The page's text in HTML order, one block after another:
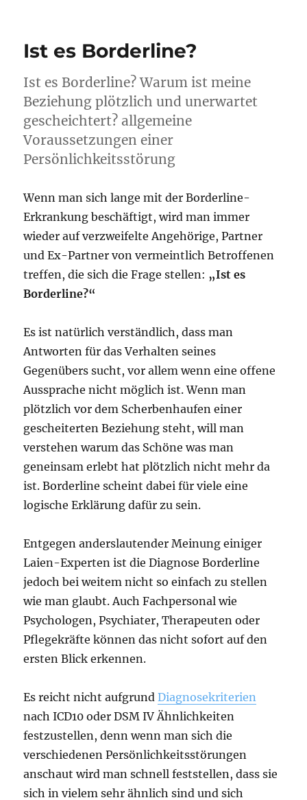
Ist es Borderline?
Ist es Borderline? Warum ist meine
Beziehung plötzlich und unerwartet
gescheichtert? allgemeine
Voraussetzungen einer
Persönlichkeitsstörung
Wenn man sich lange mit der Borderline-
Erkrankung beschäftigt, wird man immer
wieder auf verzweifelte Angehörige, Partner
und Ex-Partner von vermeintlich Betroffenen
treffen, die sich die Frage stellen: „Ist es
Borderline?“
Es ist natürlich verständlich, dass man
Antworten für das Verhalten seines
Gegenübers sucht, vor allem wenn eine offene
Aussprache nicht möglich ist. Wenn man
plötzlich vor dem Scherbenhaufen einer
gescheiterten Beziehung steht, will man
verstehen warum das Schöne was man
geneinsam erlebt hat plötzlich nicht mehr da
ist. Borderline scheint dabei für viele eine
logische Erklärung dafür zu sein.
Entgegen anderslautender Meinung einiger
Laien-Experten ist die Diagnose Borderline
jedoch bei weitem nicht so einfach zu stellen
wie man glaubt. Auch Fachpersonal wie
Psychologen, Psychiater, Therapeuten oder
Pflegekräfte können das nicht sofort auf den
ersten Blick erkennen.
Es reicht nicht aufgrundDiagnosekriterien
nach ICD10 oder DSM IV Ähnlichkeiten
festzustellen, denn wenn man sich die
verschiedenen Persönlichkeitsstörungen
anschaut wird man schnell feststellen, dass sie
sich in vielem sehr ähnlich sind und sich